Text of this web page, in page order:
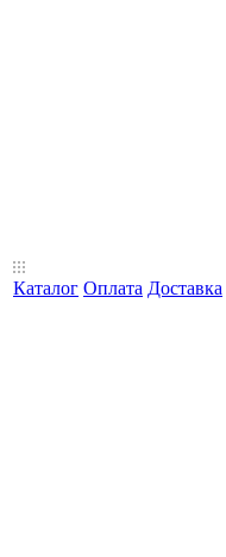
Каталог Оплата Доставка